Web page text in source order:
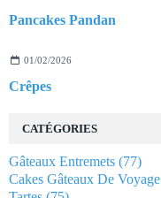
Pancakes Pandan
01/02/2026
Crêpes
CATÉGORIES
Gâteaux Entremets (77)
Cakes Gâteaux De Voyage